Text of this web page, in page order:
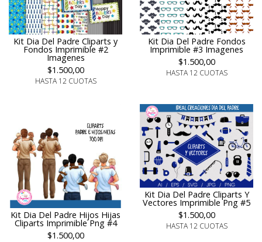
Kit Dia Del Padre Cliparts y
Fondos Imprimible #2
Imagenes
$1.500,00
HASTA 12 CUOTAS
Kit Dia Del Padre Fondos
Imprimible #3 Imagenes
$1.500,00
HASTA 12 CUOTAS
Kit Dia Del Padre Hijos Hijas
Cliparts Imprimible Png #4
$1.500,00
Kit Dia Del Padre Cliparts Y
Vectores Imprimible Png #5
$1.500,00
HASTA 12 CUOTAS